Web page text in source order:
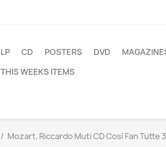
LP CD POSTERS DVD
THIS WEEKS ITEMS
Mozart, Riccardo Muti CD Così Fan Tutte